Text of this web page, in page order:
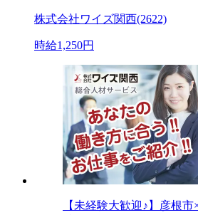
株式会社ワイズ関西(2622)
時給1,250円
【未経験大歓迎♪】彦根